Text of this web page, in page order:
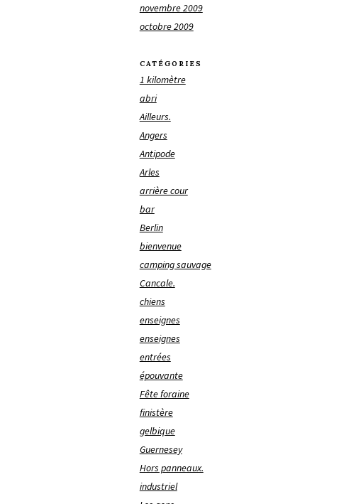
novembre 2009
octobre 2009
CATÉGORIES
1 kilomètre
abri
Ailleurs.
Angers
Antipode
Arles
arrière cour
bar
Berlin
bienvenue
camping sauvage
Cancale.
chiens
enseignes
enseignes
entrées
épouvante
Fête foraine
finistère
gelbique
Guernesey
Hors panneaux.
industriel